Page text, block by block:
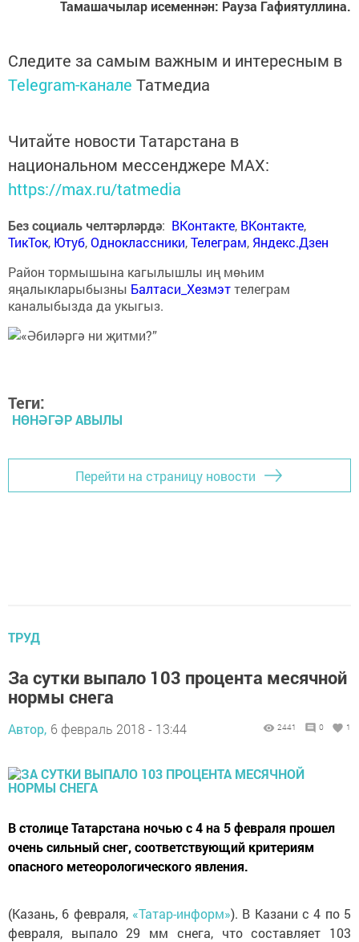
Тамашачылар исеменнән: Рауза Гафиятуллина.
Следите за самым важным и интересным в
Telegram-канале Татмедиа
Читайте новости Татарстана в
национальном мессенджере MАХ:
https://max.ru/tatmedia
Без социаль челтәрләрдә: ВКонтакте, ВКонтакте,
ТикТок, Ютуб,Одноклассники,Телеграм, Яндекс.Дзен
Район тормышына кагылышлы иң мөһим
яңалыкларыбызны Балтаси_Хезмэттелеграм
каналыбызда да укыгыз.
Теги:
НӨНӘГӘР АВЫЛЫ
Перейти на страницу новости
ТРУД
За сутки выпало 103 процента месячной
нормы снега
Автор, 6 февраль 2018 - 13:44 2441 0 1
В столице Татарстана ночью с 4 на 5 февраля прошел
очень сильный снег, соответствующий критериям
опасного метеорологического явления.
(Казань, 6 февраля, «Татар-информ»). В Казани с 4 по 5
февраля, выпало 29 мм снега, что составляет 103